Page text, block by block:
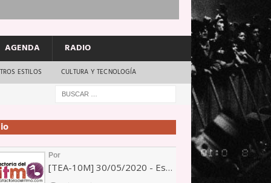
AGENDA RADIO
ESTILOS CULTURA Y TECNOLOGÍA